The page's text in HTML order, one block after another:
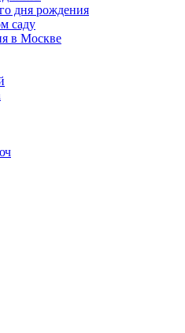
дня рождения
саду
в Москве